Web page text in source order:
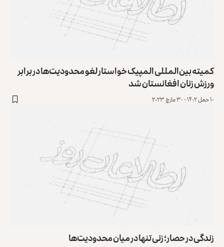
کمیته بین‌المللی المپیک خواستار لغو محدودیت‌ها در برابر
ورزش زنان افغانستان شد
۱۰ حمل ۱۴۰۲ - ۳۰ مارچ ۲۰۲۳
زندگی در حصار؛ زنی تنها در میان محدودیت‌ها